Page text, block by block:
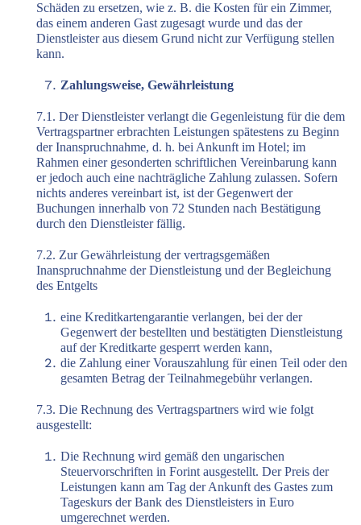
Schäden zu ersetzen, wie z. B. die Kosten für ein Zimmer,
das einem anderen Gast zugesagt wurde und das der
Dienstleister aus diesem Grund nicht zur Verfügung stellen
kann.
Zahlungsweise, Gewährleistung
7.1. Der Dienstleister verlangt die Gegenleistung für die dem
Vertragspartner erbrachten Leistungen spätestens zu Beginn
der Inanspruchnahme, d. h. bei Ankunft im Hotel; im
Rahmen einer gesonderten schriftlichen Vereinbarung kann
er jedoch auch eine nachträgliche Zahlung zulassen. Sofern
nichts anderes vereinbart ist, ist der Gegenwert der
Buchungen innerhalb von 72 Stunden nach Bestätigung
durch den Dienstleister fällig.
7.2. Zur Gewährleistung der vertragsgemäßen
Inanspruchnahme der Dienstleistung und der Begleichung
des Entgelts
eine Kreditkartengarantie verlangen, bei der der
Gegenwert der bestellten und bestätigten Dienstleistung
auf der Kreditkarte gesperrt werden kann,
die Zahlung einer Vorauszahlung für einen Teil oder den
gesamten Betrag der Teilnahmegebühr verlangen.
7.3. Die Rechnung des Vertragspartners wird wie folgt
ausgestellt:
Die Rechnung wird gemäß den ungarischen
Steuervorschriften in Forint ausgestellt. Der Preis der
Leistungen kann am Tag der Ankunft des Gastes zum
Tageskurs der Bank des Dienstleisters in Euro
umgerechnet werden.